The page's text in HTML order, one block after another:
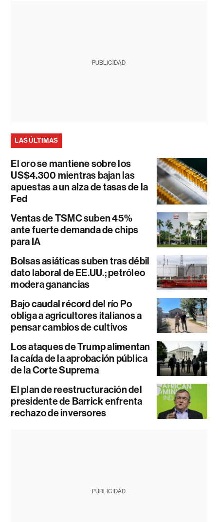
PUBLICIDAD
LAS ÚLTIMAS
El oro se mantiene sobre los
US$4.300 mientras bajan las
apuestas a un alza de tasas de la
Fed
Ventas de TSMC suben 45%
ante fuerte demanda de chips
para IA
Bolsas asiáticas suben tras débil
dato laboral de EE.UU.; petróleo
modera ganancias
Bajo caudal récord del río Po
obliga a agricultores italianos a
pensar cambios de cultivos
Los ataques de Trump alimentan
la caída de la aprobación pública
de la Corte Suprema
El plan de reestructuración del
presidente de Barrick enfrenta
rechazo de inversores
PUBLICIDAD